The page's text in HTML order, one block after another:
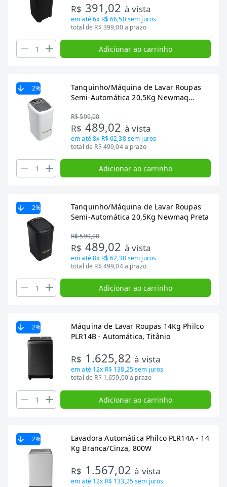
R$ 391,02 à vista
em até6x R$ 66,50sem juros
total de R$ 399,00 a prazo
Adicionar ao carrinho
2%
Tanquinho/Máquina de Lavar Roupas
Semi-Automática 20,5Kg Newmaq
R$ 599,00
R$ 489,02 à vista
em até8x R$ 62,38sem juros
total de R$ 499,04 a prazo
Adicionar ao carrinho
2%
Tanquinho/Máquina de Lavar Roupas
Semi-Automática 20,5Kg Newmaq Preta
R$ 599,00
R$ 489,02 à vista
em até8x R$ 62,38sem juros
total de R$ 499,04 a prazo
Adicionar ao carrinho
2%
Máquina de Lavar Roupas 14Kg Philco
PLR14B - Automática, Titânio
R$ 1.625,82à vista
em até 12x R$ 138,25sem juros
total de R$ 1.659,00 a prazo
Adicionar ao carrinho
2%
Lavadora Automática Philco PLR14A - 14
Kg Branca/Cinza, 800W
R$ 1.567,02à vista
em até 12x R$ 133,25sem juros